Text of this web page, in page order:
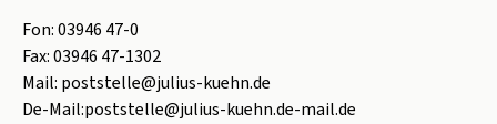
Fon:03946 47-0
Fax:03946 47-1302
Mail: poststelle@julius-kuehn.de
De-Mail:poststelle@julius-kuehn.de-mail.de